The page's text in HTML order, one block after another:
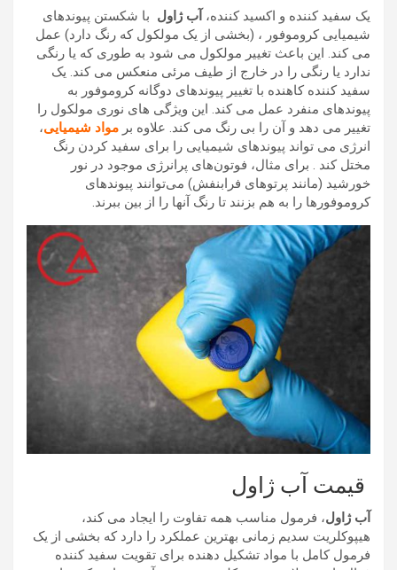
یک سفید کننده و اکسید کننده، آب ژاول با شکستن پیوندهای
شیمیایی کروموفور ، (بخشی از یک مولکول که رنگ دارد) عمل
می کند. این باعث تغییر مولکول می شود به طوری که یا رنگی
ندارد یا رنگی را در خارج از طیف مرئی منعکس می کند. یک
سفید کننده کاهنده با تغییر پیوندهای دوگانه کروموفور به
پیوندهای منفرد عمل می کند. این ویژگی های نوری مولکول را
تغییر می دهد و آن را بی رنگ می کند. علاوه بر مواد شیمیایی،
انرژی می تواند پیوندهای شیمیایی را برای سفید کردن رنگ
مختل کند . برای مثال، فوتون‌های پرانرژی موجود در نور
خورشید (مانند پرتوهای فرابنفش) می‌توانند پیوندهای
کروموفورها را به هم بزنند تا رنگ آنها را از بین ببرند.
قیمت آب ژاول
آب ژاول، فرمول مناسب همه تفاوت را ایجاد می کند،
هیپوکلریت سدیم زمانی بهترین عملکرد را دارد که بخشی از یک
فرمول کامل با مواد تشکیل دهنده برای تقویت سفید کننده